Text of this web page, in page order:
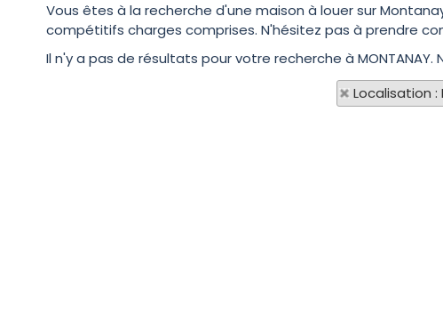
Vous êtes à la recherche d'une maison à louer sur
compétitifs charges comprises. N'hésitez pas à prendre
Il n'y a pas de résultats pour votre recherche à
Localisation